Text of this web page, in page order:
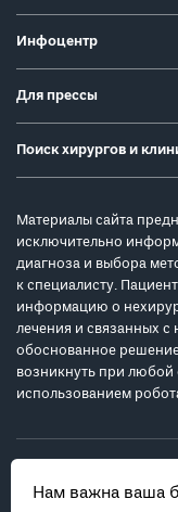
Нам важна ваша
Инфоцентр
Для прессы
Поиск хирургов и
Материалы сайта
исключительно
диагноза и выбора
к специалисту.
информацию о
лечения и связанных
обоснованное
возникнуть при
использованием